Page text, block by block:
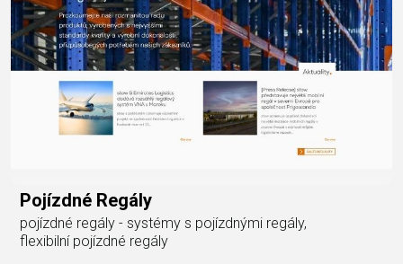
Pojízdné Regály
pojízdné regály - systémy s pojízdnými regály,
flexibilní pojízdné regály